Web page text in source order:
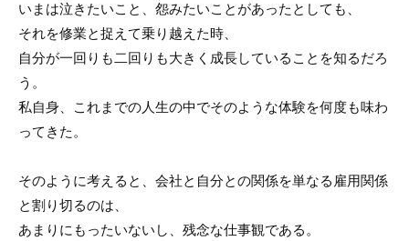
いまは泣きたいこと、怨みたいことがあったとしても、
それを修業と捉えて乗り越えた時、
自分が一回りも二回りも大きく成長していることを知るだろ
う。
私自身、これまでの人生の中でそのような体験を何度も味わ
ってきた。
そのように考えると、会社と自分との関係を単なる雇用関係
と割り切るのは、
あまりにもったいないし、残念な仕事観である。